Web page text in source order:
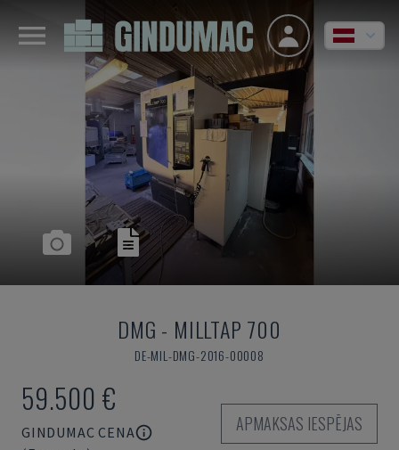
DMG - MILLTAP 700
DE-MIL-DMG-2016-00008
59.500 €
GINDUMAC CENA
APMAKSAS IESPĒJAS